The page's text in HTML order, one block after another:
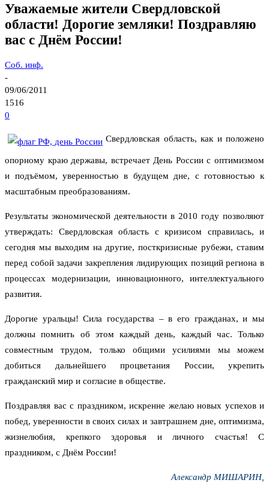
Уважаемые жители Свердловской
области! Дорогие земляки! Поздравляю
вас с Днём России!
Соб. инф.
-
09/06/2011
1516
0
Свердловская область, как и положено
опорному краю державы, встречает День России с оптимизмом
и подъёмом, уверенностью в будущем дне, с готовностью к
масштабным преобразованиям.
Результаты экономической деятельности в 2010 году позволяют
утверждать: Свердловская область с кризисом справилась, и
сегодня мы выходим на другие, посткризисные рубежи, ставим
перед собой задачи закрепления лидирующих позиций региона в
процессах модернизации, инновационного, интеллектуального
развития.
Дорогие уральцы! Сила государства – в его гражданах, и мы
должны помнить об этом каждый день, каждый час. Только
совместным трудом, только общими усилиями мы можем
добиться дальнейшего процветания России, укрепить
гражданский мир и согласие в обществе.
Поздравляя вас с праздником, искренне желаю новых успехов и
побед, уверенности в своих силах и завтрашнем дне, оптимизма,
жизнелюбия, крепкого здоровья и личного счастья! С
праздником, с Днём России!
Александр МИШАРИН,